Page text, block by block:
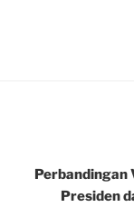
Perbandingan
Presiden